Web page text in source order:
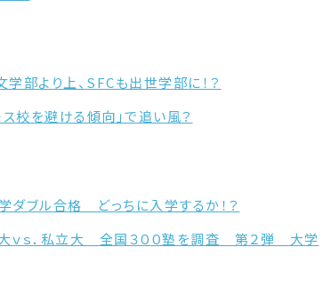
より上、SFCも出世学部に！？
を避ける傾向」で追い風？
ブル合格 どっちに入学するか！？
ｓ．私立大 全国３００塾を調査 第２弾 大学